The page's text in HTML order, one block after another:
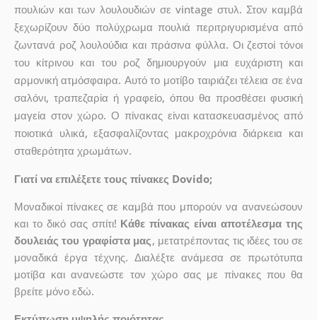
πουλιών και των λουλουδιών σε vintage στυλ. Στον καμβά
ξεχωρίζουν δύο πολύχρωμα πουλιά περιτριγυρισμένα από
ζωντανά ροζ λουλούδια και πράσινα φύλλα. Οι ζεστοί τόνοι
του κίτρινου και του ροζ δημιουργούν μια ευχάριστη και
αρμονική ατμόσφαιρα. Αυτό το μοτίβο ταιριάζει τέλεια σε ένα
σαλόνι, τραπεζαρία ή γραφείο, όπου θα προσθέσει φυσική
μαγεία στον χώρο. Ο πίνακας είναι κατασκευασμένος από
ποιοτικά υλικά, εξασφαλίζοντας μακροχρόνια διάρκεια και
σταθερότητα χρωμάτων.
Γιατί να επιλέξετε τους πίνακες Dovido;
Μοναδικοί πίνακες σε καμβά που μπορούν να ανανεώσουν
και το δικό σας σπίτι! Κάθε πίνακας είναι αποτέλεσμα της
δουλειάς του γραφίστα μας, μετατρέποντας τις ιδέες του σε
μοναδικά έργα τέχνης. Διαλέξτε ανάμεσα σε πρωτότυπα
μοτίβα και ανανεώστε τον χώρο σας με πίνακες που θα
βρείτε μόνο εδώ.